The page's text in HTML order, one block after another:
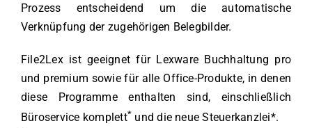
Prozess entscheidend um die automatische
Verknüpfung der zugehörigen Belegbilder.
File2Lex ist geeignet für Lexware Buchhaltung pro
und premium sowie für alle Office-Produkte, in denen
diese Programme enthalten sind, einschließlich
Büroservice komplett* und die neue Steuerkanzlei*.